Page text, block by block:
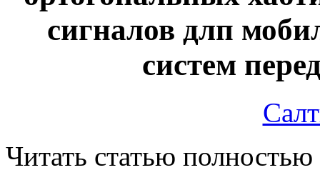
сигналов длп
систем
Читать статью полностью